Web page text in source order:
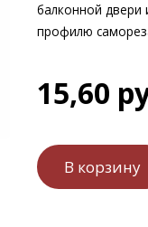
балконной двери
профилю
15,60